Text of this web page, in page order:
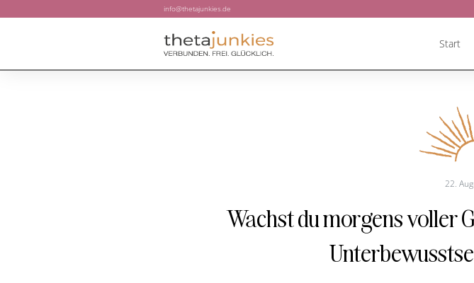
info@thetajunkies.de
Start
22.
Wachst du morgens voller